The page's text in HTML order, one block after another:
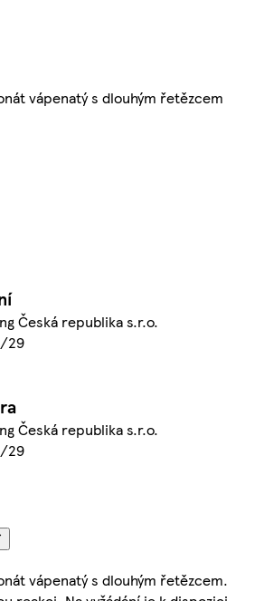
vápenatý s dlouhým řetězcem
Česká republika s.r.o.
29
Česká republika s.r.o.
29
vápenatý s dlouhým řetězcem.